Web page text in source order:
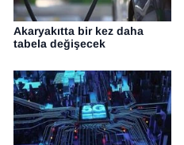
Akaryakıtta bir kez daha
tabela değişecek